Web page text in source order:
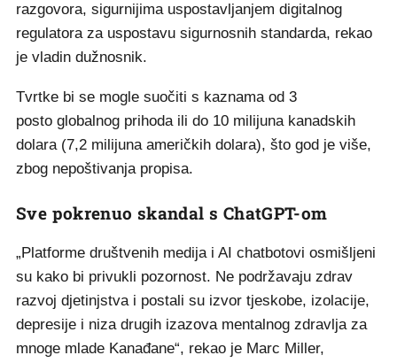
razgovora, sigurnijima uspostavljanjem digitalnog
regulatora za uspostavu sigurnosnih standarda, rekao
je vladin dužnosnik.
Tvrtke bi se mogle suočiti s kaznama od 3
posto globalnog prihoda ili do 10 milijuna kanadskih
dolara (7,2 milijuna američkih dolara), što god je više,
zbog nepoštivanja propisa.
Sve pokrenuo skandal s ChatGPT-om
„Platforme društvenih medija i AI chatbotovi osmišljeni
su kako bi privukli pozornost. Ne podržavaju zdrav
razvoj djetinjstva i postali su izvor tjeskobe, izolacije,
depresije i niza drugih izazova mentalnog zdravlja za
mnoge mlade Kanađane“, rekao je Marc Miller,